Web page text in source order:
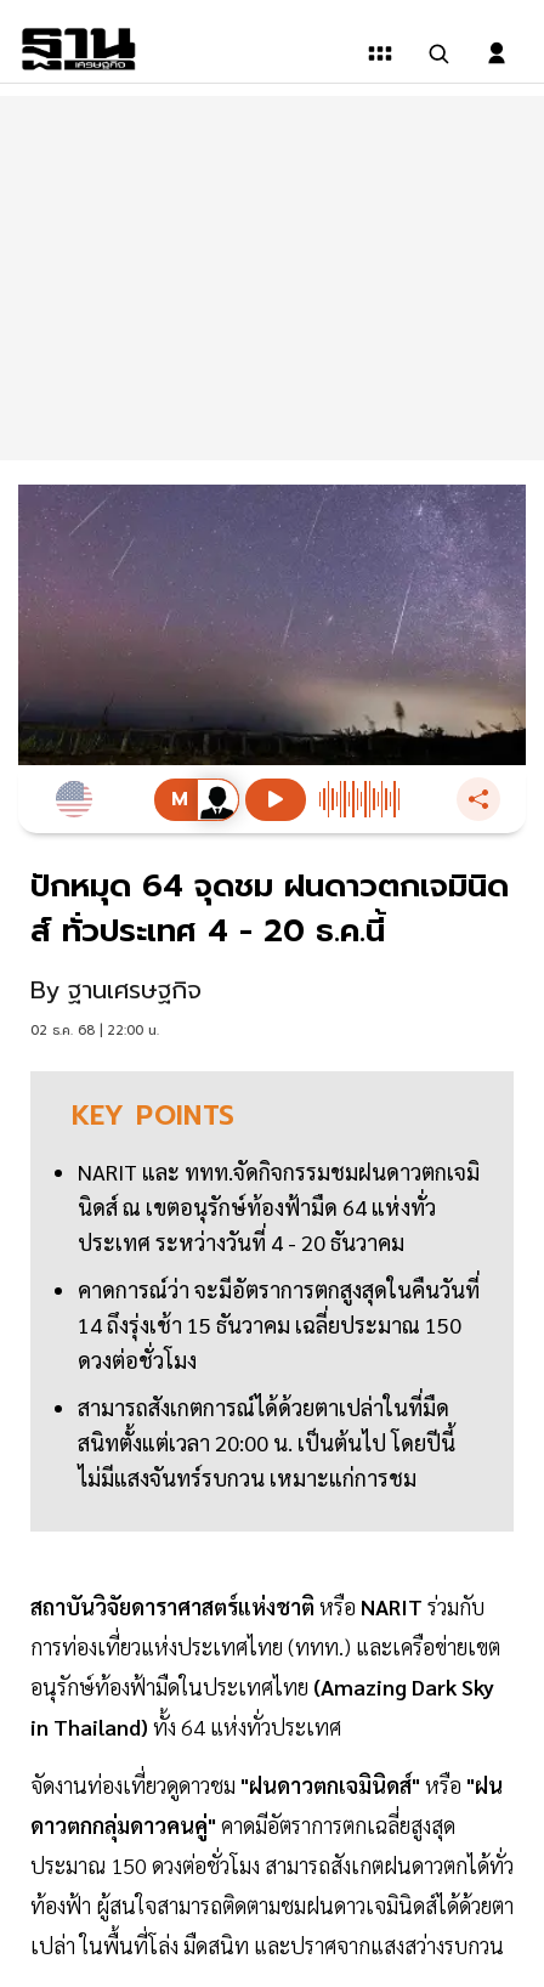
ปักหมุด 64 จุดชม ฝนดาวตกเจมินิด
ส์ ทั่วประเทศ 4 - 20 ธ.ค.นี้
By ฐานเศรษฐกิจ
02 ธ.ค. 68 | 22:00 น.
KEY POINTS
NARIT และ ททท.จัดกิจกรรมชมฝนดาวตกเจมิ
นิดส์ ณ เขตอนุรักษ์ท้องฟ้ามืด 64 แห่งทั่ว
ประเทศ ระหว่างวันที่ 4 - 20 ธันวาคม
คาดการณ์ว่า จะมีอัตราการตกสูงสุดในคืนวันที่
14 ถึงรุ่งเช้า 15 ธันวาคม เฉลี่ยประมาณ 150
ดวงต่อชั่วโมง
สามารถสังเกตการณ์ได้ด้วยตาเปล่าในที่มืด
สนิทตั้งแต่เวลา 20:00 น. เป็นต้นไป โดยปีนี้
ไม่มีแสงจันทร์รบกวน เหมาะแก่การชม
สถาบันวิจัยดาราศาสตร์แห่งชาติ หรือ NARIT ร่วมกับ
การท่องเที่ยวแห่งประเทศไทย (ททท.) และเครือข่ายเขต
อนุรักษ์ท้องฟ้ามืดในประเทศไทย (Amazing Dark Sky
in Thailand) ทั้ง 64 แห่งทั่วประเทศ
จัดงานท่องเที่ยวดูดาวชม "ฝนดาวตกเจมินิดส์" หรือ "ฝน
ดาวตกกลุ่มดาวคนคู่" คาดมีอัตราการตกเฉลี่ยสูงสุด
ประมาณ 150 ดวงต่อชั่วโมง สามารถสังเกตฝนดาวตกได้ทั่ว
ท้องฟ้า ผู้สนใจสามารถติดตามชมฝนดาวเจมินิดส์ได้ด้วยตา
เปล่า ในพื้นที่โล่ง มืดสนิท และปราศจากแสงสว่างรบกวน